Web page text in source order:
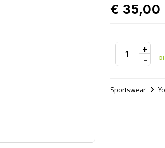
€ 35,00
+
-
Sportswear